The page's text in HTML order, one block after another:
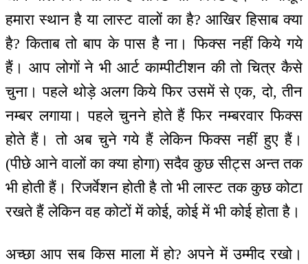
हमारा स्थान है या लास्ट वालों का है? आखिर हिसाब क्या
है? किताब तो बाप के पास है ना। फिक्स नहीं किये गये
हैं। आप लोगों ने भी आर्ट काम्पीटीशन की तो चित्र कैसे
चुना। पहले थोड़े अलग किये फिर उसमें से एक, दो, तीन
नम्बर लगाया। पहले चुनने होते हैं फिर नम्बरवार फिक्स
होते हैं। तो अब चुने गये हैं लेकिन फिक्स नहीं हुए हैं।
(पीछे आने वालों का क्या होगा) सदैव कुछ सीट्स अन्त तक
भी होती हैं। रिजर्वेशन होती है तो भी लास्ट तक कुछ कोटा
रखते हैं लेकिन वह कोटों में कोई, कोई में भी कोई होता है।
अच्छा आप सब किस माला में हो? अपने में उम्मीद रखो।